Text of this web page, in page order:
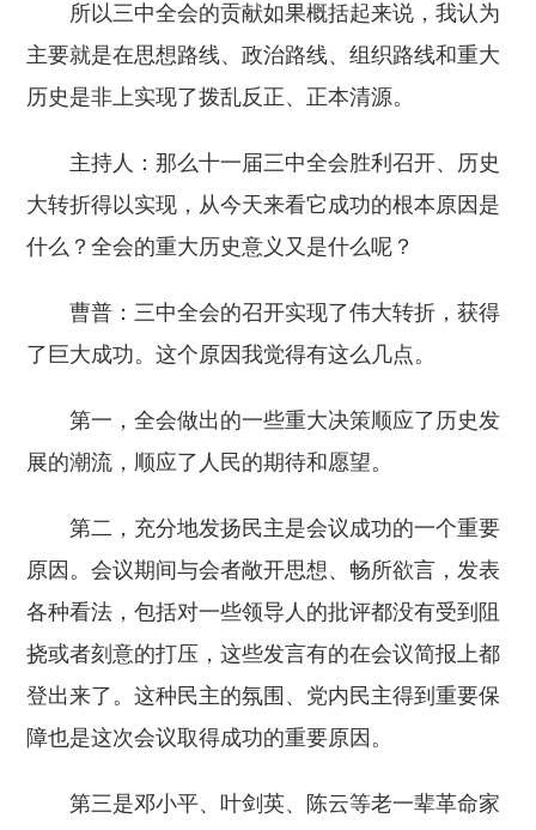
所以三中全会的贡献如果概括起来说，我认为
主要就是在思想路线、政治路线、组织路线和重大
历史是非上实现了拨乱反正、正本清源。
主持人：那么十一届三中全会胜利召开、历史
大转折得以实现，从今天来看它成功的根本原因是
什么？全会的重大历史意义又是什么呢？
曹普：三中全会的召开实现了伟大转折，获得
了巨大成功。这个原因我觉得有这么几点。
第一，全会做出的一些重大决策顺应了历史发
展的潮流，顺应了人民的期待和愿望。
第二，充分地发扬民主是会议成功的一个重要
原因。会议期间与会者敞开思想、畅所欲言，发表
各种看法，包括对一些领导人的批评都没有受到阻
挠或者刻意的打压，这些发言有的在会议简报上都
登出来了。这种民主的氛围、党内民主得到重要保
障也是这次会议取得成功的重要原因。
第三是邓小平、叶剑英、陈云等老一辈革命家